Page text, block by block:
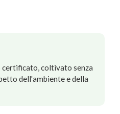
coltivato senza
dell'ambiente e della